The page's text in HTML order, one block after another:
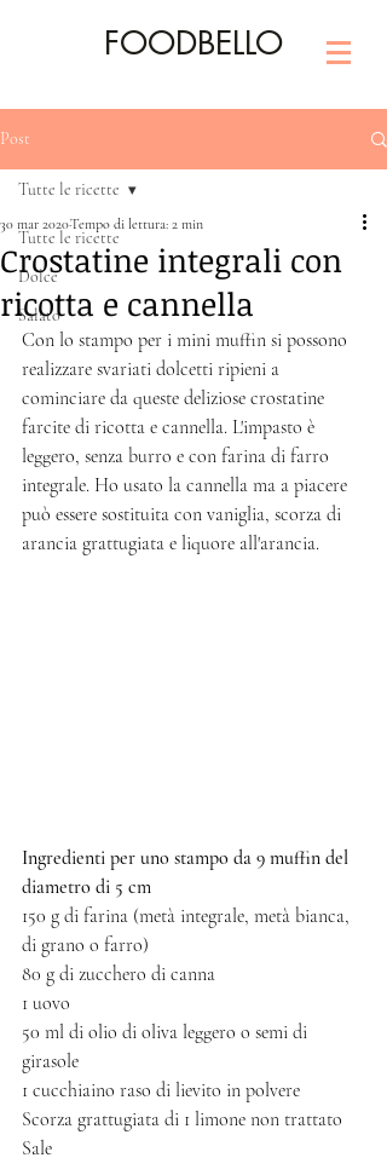
FOODBELLO
Post
Tutte le ricette
Dolce
Salato
Tutte le ricette
Crostatine integrali con
ricotta e cannella
30 mar 2020Tempo di lettura: 2 min
Con lo stampo per i mini muffin si possono
realizzare svariati dolcetti ripieni a
cominciare da queste deliziose crostatine
farcite di ricotta e cannella. L'impasto è
leggero, senza burro e con farina di farro
integrale. Ho usato la cannella ma a piacere
può essere sostituita con vaniglia, scorza di
arancia grattugiata e liquore all'arancia.
Ingredienti per uno stampo da 9 muffin del
diametro di 5 cm
150 g di farina (metà integrale, metà bianca,
di grano o farro)
80 g di zucchero di canna
1 uovo
50 ml di olio di oliva leggero o semi di
girasole
1 cucchiaino raso di lievito in polvere
Scorza grattugiata di 1 limone non trattato
Sale